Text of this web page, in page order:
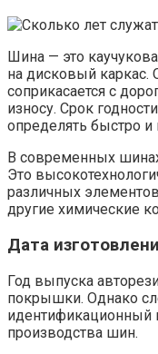
Шина — это
на дисковый каркас.
соприкасается с
износу. Срок
определять быстро и
В современных
Это
различных
другие химические
Дата
Год выпуска
покрышки. Однако
идентификационный
производства шин.